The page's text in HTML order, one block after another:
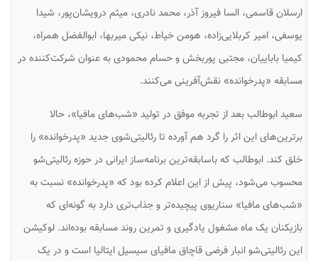
ارسلان قاسمی، السا فیروز آذر، محمد نادری، میثم درویشان‌پور، شیدا
یوسفی، امیر کربلایی‌زاده، هومن خیاط، نیکی میربها، ابوالفضل همراه،
کیمیا باباییان، مجتبی پوربخش و حسام‌ محمودی به عنوان شرکت‌کننده در
مسابقه «پدرخوانده» نقش‌آفرینی می‌کنند.
سعید ابوطالب بعد از تجربه موفق در تولید «شب‌های مافیا»، حالا
برترین‌های این اثر را گرد هم آورده تا رئالیتی‌شوی جدید «پدرخوانده» را
خلق کند. ابوطالب که باسابقه‌ترین برنامه‌ساز ایرانی در حوزه رئالیتی‌شو
محسوب می‌شود، پیش از این اعلام کرده بود که «پدرخوانده» نسبت به
«شب‌های مافیا» سناریوی پیچیده‌تر و جذاب‌تری دارد به گونه‌ای که
بازیکنان یک ماه مشغول یادگیری و تمرین روند مسابقه بوده‌اند. لوکیشن
این رئالیتی‌شو انبار فرضی قاچاق مافیای سیسیل ایتالیا است و در یک